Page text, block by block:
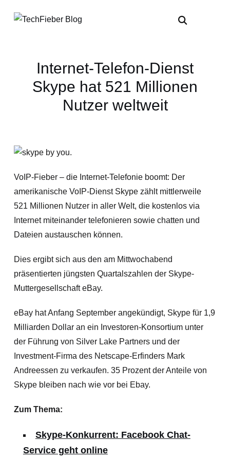
Internet-Telefon-Dienst
Skype hat 521 Millionen
Nutzer weltweit
VoIP-Fieber – die Internet-Telefonie boomt: Der
amerikanische VoIP-Dienst Skype zählt mittlerweile
521 Millionen Nutzer in aller Welt, die kostenlos via
Internet miteinander telefonieren sowie chatten und
Dateien austauschen können.
Dies ergibt sich aus den am Mittwochabend
präsentierten jüngsten Quartalszahlen der Skype-
Muttergesellschaft eBay.
eBay hat Anfang September angekündigt, Skype für 1,9
Milliarden Dollar an ein Investoren-Konsortium unter
der Führung von Silver Lake Partners und der
Investment-Firma des Netscape-Erfinders Mark
Andreessen zu verkaufen. 35 Prozent der Anteile von
Skype bleiben nach wie vor bei Ebay.
Zum Thema:
Skype-Konkurrent: Facebook Chat-
Service geht online